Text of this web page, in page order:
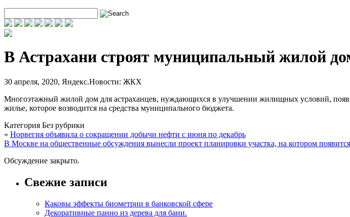
В Астрахани строят муниципальный жилой
30 апреля, 2020, Яндекс.Новости: ЖКХ
Многоэтажный жилой дом для астраханцев, нуждающихся в улучшении жилищных условий,
жилье, которое возводится на средства муниципального бюджета.
Категория Без рубрики
« Норвегия объявила о сокращении добычи нефти с июня по декабрь
В Москве на общественные обсуждения вынесли проект планировки участка, на котором
Обсуждение закрыто.
Свежие записи
Каковы эффекты биометрии в банковской сфере
Декоративные панно из дерева для бани.